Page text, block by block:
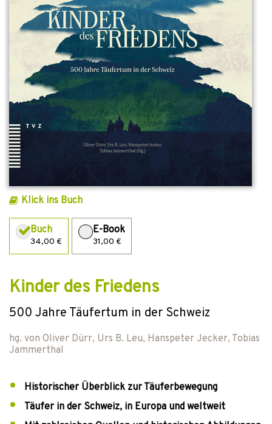
Klick ins Buch
Buch
34,00 €
E-Book
31,00 €
Kinder des Friedens
500 Jahre Täufertum in der Schweiz
hg. von Oliver Dürr, Urs B. Leu, Hanspeter Jecker, Tobias
Jammerthal
Historischer Überblick zur Täuferbewegung
Täufer in der Schweiz, in Europa und weltweit